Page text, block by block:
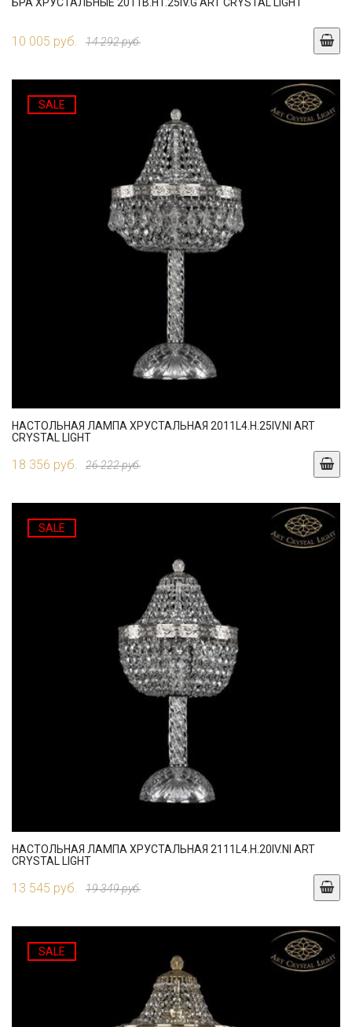
10 005 руб. 14 292 руб.
SALE
НАСТОЛЬНАЯ ЛАМПА ХРУСТАЛЬНАЯ 2011L4.H.25IV.NI ART
CRYSTAL LIGHT
18 356 руб. 26 222 руб.
SALE
НАСТОЛЬНАЯ ЛАМПА ХРУСТАЛЬНАЯ 2111L4.H.20IV.NI ART
CRYSTAL LIGHT
13 545 руб. 19 349 руб.
SALE